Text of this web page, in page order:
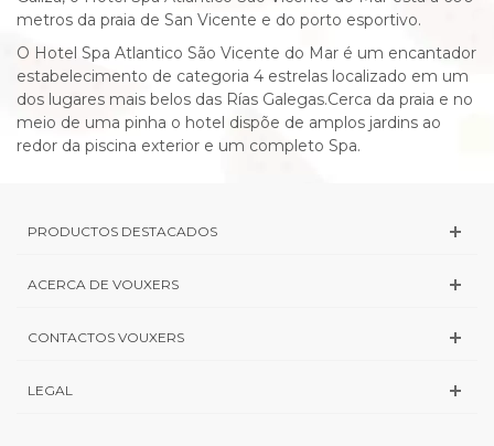
metros da praia de San Vicente e do porto esportivo.
O Hotel Spa Atlantico São Vicente do Mar é um encantador
estabelecimento de categoria 4 estrelas localizado em um
dos lugares mais belos das Rías Galegas.Cerca da praia e no
meio de uma pinha o hotel dispõe de amplos jardins ao
redor da piscina exterior e um completo Spa.
PRODUCTOS DESTACADOS
ACERCA DE VOUXERS
CONTACTOS VOUXERS
LEGAL